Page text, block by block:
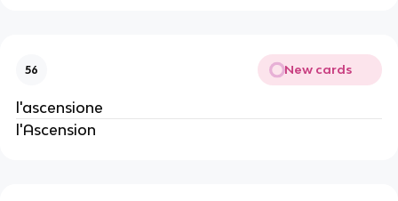
56 New cards
l'ascensione
l'Ascension